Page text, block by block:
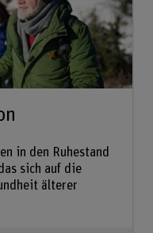
in den Ruhestand
sich auf die
älterer